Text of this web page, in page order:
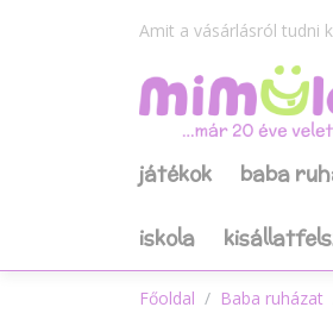
Amit a vásárlásról tudni
játékok baba
iskola
Főoldal Baba ruházat